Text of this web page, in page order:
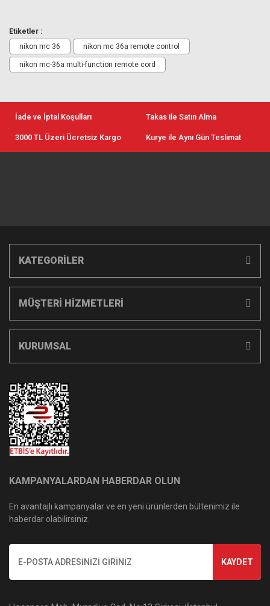
Etiketler :
nikon mc 36
nikon mc 36a remote control
nikon mc-36a multi-function remote cord
İade ve İptal Koşulları Takas ile Satın Alma
3000 TL Üzeri Ücretsiz Kargo Kurye ile Aynı Gün Teslimat
KATEGORİLER
MÜŞTERİ HİZMETLERİ
KURUMSAL
KAMPANYALARDAN HABERDAR OLUN
En avantajlı kampanyalar ve en yeni ürünlerden bültenimiz ile
haberdar olabilirsiniz.
KAYDET